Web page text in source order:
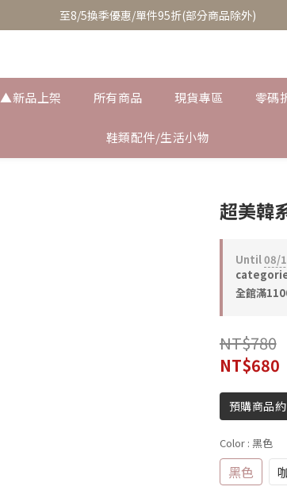
至8/5換季優惠/單件95折(部分商品除外)
至8/5換季優惠/單件95折(部分商品除外)
至8/5換季優惠/單件95折(部分商品除外)
▲新品上架 所有商品 現貨專區 零碼
鞋類配件/生活小物
超美韓
Until08/
全館滿
NT$780
NT$680
預購商品
Color : 黑色
黑色